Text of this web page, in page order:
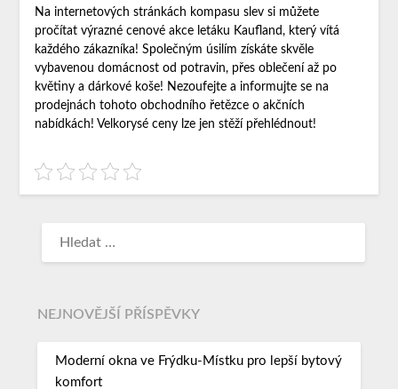
Na internetových stránkách kompasu slev si můžete
pročítat výrazné cenové akce letáku Kaufland, který vítá
každého zákazníka! Společným úsilím získáte skvěle
vybavenou domácnost od potravin, přes oblečení až po
květiny a dárkové koše! Nezoufejte a informujte se na
prodejnách tohoto obchodního řetězce o akčních
nabídkách! Velkorysé ceny lze jen stěží přehlédnout!
NEJNOVĚJŠÍ PŘÍSPĚVKY
Moderní okna ve Frýdku-Místku pro lepší bytový
komfort